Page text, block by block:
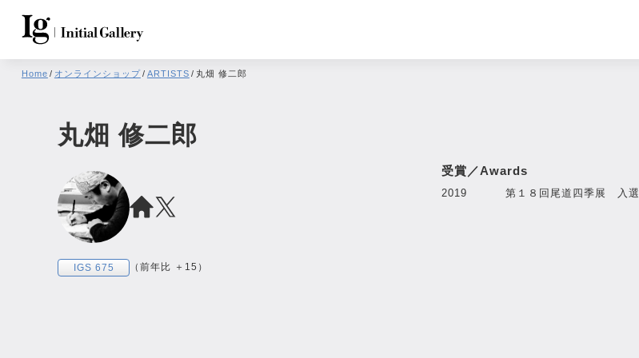
Home / オンラインショップ/ ARTISTS / 丸畑 修二郎
丸畑 修二郎
IGS 675 （前年比 ＋15）
受賞／Awards
2019 第１８回尾道四季展 入選